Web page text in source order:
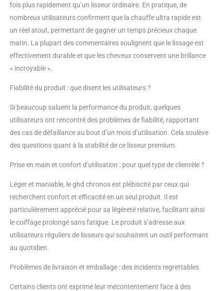
fois plus rapidement qu’un lisseur ordinaire. En pratique, de
nombreux utilisateurs confirment que la chauffe ultra rapide est
un réel atout, permettant de gagner un temps précieux chaque
matin. La plupart des commentaires soulignent que le lissage est
effectivement durable et que les cheveux conservent une brillance
« incroyable ».
Fiabilité du produit : que disent les utilisateurs ?
Si beaucoup saluent la performance du produit, quelques
utilisateurs ont rencontré des problèmes de fiabilité, rapportant
des cas de défaillance au bout d’un mois d’utilisation. Cela soulève
des questions quant à la stabilité de ce lisseur premium.
Prise en main et confort d’utilisation : pour quel type de clientèle ?
Léger et maniable, le ghd chronos est plébiscité par ceux qui
recherchent confort et efficacité en un seul produit. Il est
particulièrement apprécié pour sa légèreté relative, facilitant ainsi
le coiffage prolongé sans fatigue. Le produit s’adresse aux
utilisateurs réguliers de lisseurs qui souhaitent un outil performant
au quotidien.
Problèmes de livraison et emballage : des incidents regrettables
Certains clients ont exprimé leur mécontentement face à des